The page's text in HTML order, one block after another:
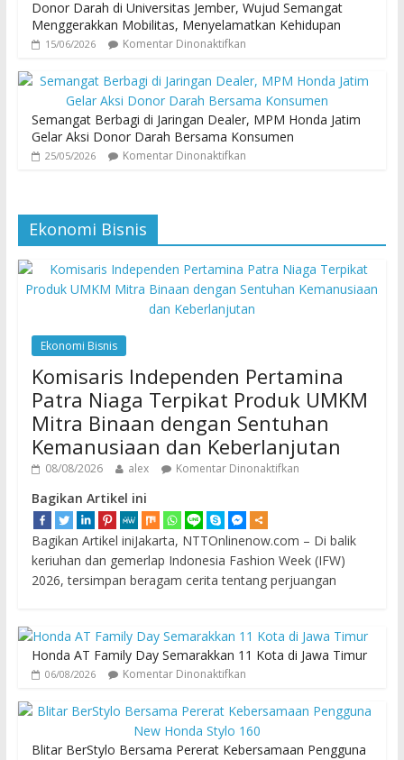
Donor Darah di Universitas Jember, Wujud Semangat
Menggerakkan Mobilitas, Menyelamatkan Kehidupan
15/06/2026 Komentar Dinonaktifkan
Semangat Berbagi di Jaringan Dealer, MPM Honda Jatim
Gelar Aksi Donor Darah Bersama Konsumen
25/05/2026 Komentar Dinonaktifkan
Ekonomi Bisnis
Ekonomi Bisnis
Komisaris Independen Pertamina
Patra Niaga Terpikat Produk UMKM
Mitra Binaan dengan Sentuhan
Kemanusiaan dan Keberlanjutan
08/08/2026 alex Komentar Dinonaktifkan
Bagikan Artikel ini
Bagikan Artikel iniJakarta, NTTOnlinenow.com – Di balik
keriuhan dan gemerlap Indonesia Fashion Week (IFW)
2026, tersimpan beragam cerita tentang perjuangan
Honda AT Family Day Semarakkan 11 Kota di Jawa Timur
06/08/2026 Komentar Dinonaktifkan
Blitar BerStylo Bersama Pererat Kebersamaan Pengguna